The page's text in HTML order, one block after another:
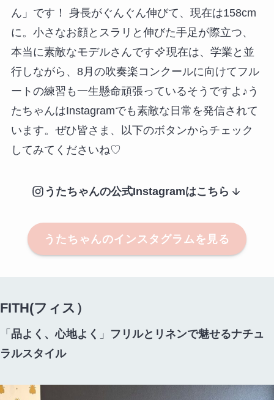
ん」です！ 身長がぐんぐん伸びて、現在は158cm
に。小さなお顔とスラリと伸びた手足が際立つ、
本当に素敵なモデルさんです
現在は、学業と並
行しながら、8月の吹奏楽コンクールに向けてフル
ートの練習も一生懸命頑張っているそうですよ♪う
たちゃんはInstagramでも素敵な日常を発信されて
います。ぜひ皆さま、以下のボタンからチェック
してみてくださいね♡
うたちゃんの公式Instagramはこちら
うたちゃんのインスタグラムを見る
FITH(フィス）
「 品よく、心地よく 」 フリルとリネンで魅せるナチュ
ラルスタイル